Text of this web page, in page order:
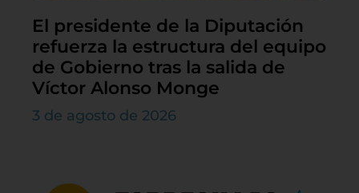
El presidente de la Diputación
refuerza la estructura del equipo
de Gobierno tras la salida de
Víctor Alonso Monge
3 de agosto de 2026